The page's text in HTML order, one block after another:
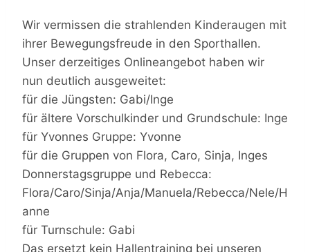
Wir vermissen die strahlenden Kinderaugen mit
ihrer Bewegungsfreude in den Sporthallen.
Unser derzeitiges Onlineangebot haben wir
nun deutlich ausgeweitet:
für die Jüngsten: Gabi/Inge
für ältere Vorschulkinder und Grundschule: Inge
für Yvonnes Gruppe: Yvonne
für die Gruppen von Flora, Caro, Sinja, Inges
Donnerstagsgruppe und Rebecca:
Flora/Caro/Sinja/Anja/Manuela/Rebecca/Nele/H
anne
für Turnschule: Gabi
Das ersetzt kein Hallentraining bei unseren